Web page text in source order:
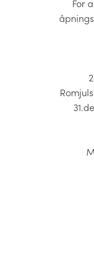
For